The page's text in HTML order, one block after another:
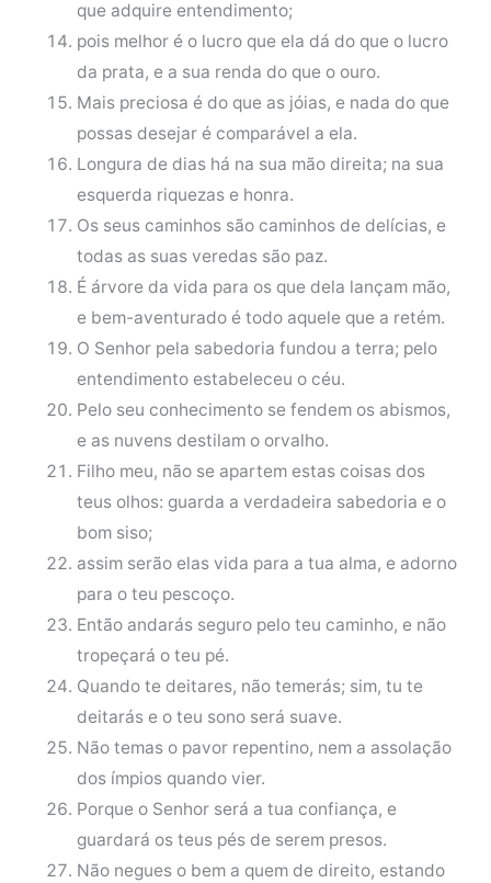
que adquire entendimento;
pois melhor é o lucro que ela dá do que o lucro
da prata, e a sua renda do que o ouro.
Mais preciosa é do que as jóias, e nada do que
possas desejar é comparável a ela.
Longura de dias há na sua mão direita; na sua
esquerda riquezas e honra.
Os seus caminhos são caminhos de delícias, e
todas as suas veredas são paz.
É árvore da vida para os que dela lançam mão,
e bem-aventurado é todo aquele que a retém.
O Senhor pela sabedoria fundou a terra; pelo
entendimento estabeleceu o céu.
Pelo seu conhecimento se fendem os abismos,
e as nuvens destilam o orvalho.
Filho meu, não se apartem estas coisas dos
teus olhos: guarda a verdadeira sabedoria e o
bom siso;
assim serão elas vida para a tua alma, e adorno
para o teu pescoço.
Então andarás seguro pelo teu caminho, e não
tropeçará o teu pé.
Quando te deitares, não temerás; sim, tu te
deitarás e o teu sono será suave.
Não temas o pavor repentino, nem a assolação
dos ímpios quando vier.
Porque o Senhor será a tua confiança, e
guardará os teus pés de serem presos.
Não negues o bem a quem de direito, estando